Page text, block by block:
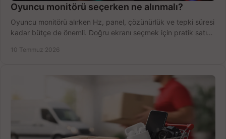
Oyuncu monitörü seçerken ne alınmalı?
Oyuncu monitörü alırken Hz, panel, çözünürlük ve tepki süresi
kadar bütçe de önemli. Doğru ekranı seçmek için pratik satın
10 Temmuz 2026